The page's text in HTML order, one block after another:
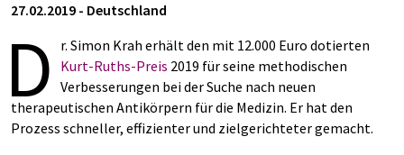
27.02.2019 - Deutschland
D
r. Simon Krah erhält den mit 12.000 Euro dotierten
Kurt-Ruths-Preis 2019 für seine methodischen
Verbesserungen bei der Suche nach neuen
therapeutischen Antikörpern für die Medizin. Er hat den
Prozess schneller, effizienter und zielgerichteter gemacht.